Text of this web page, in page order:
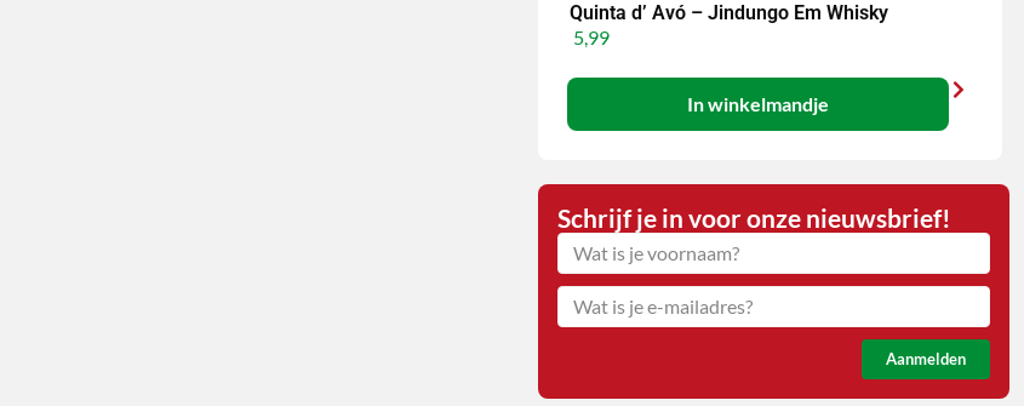
Quinta d’ Avó – Jindungo Em Whisky
5,99
In winkelmandje
Schrijf je in voor onze nieuwsbrief!
Aanmelden